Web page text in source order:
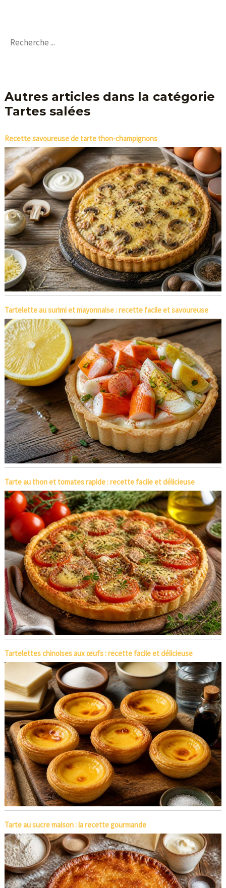
Autres articles dans la catégorie
Tartes salées
Recette savoureuse de tarte thon-champignons
Tartelette au surimi et mayonnaise : recette facile et savoureuse
Tarte au thon et tomates rapide : recette facile et délicieuse
Tartelettes chinoises aux œufs : recette facile et délicieuse
Tarte au sucre maison : la recette gourmande